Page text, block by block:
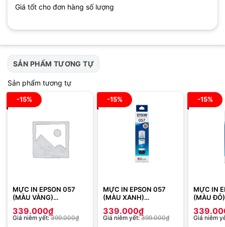
Giá tốt cho đơn hàng số lượng
SẢN PHẨM TƯƠNG TỰ
Sản phẩm tương tự
-15%
MỰC IN EPSON 057
(MÀU VÀNG)
CHO MÁY IN EPSON
L8050, L18050
339.000₫
Giá niêm yết:399.000₫
-15%
MỰC IN EPSON 057
(MÀU XANH)
CHO MÁY IN EPSON
L8050, L18050
339.000₫
Giá niêm yết:399.000₫
-15%
MỰC IN
(MÀU ĐỎ)
CHO
L8050,
Giá niêm